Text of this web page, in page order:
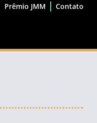
Prêmio JMM Contato